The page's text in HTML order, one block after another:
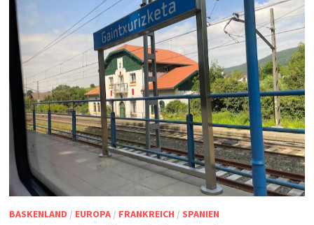
BASKENLAND / EUROPA/ FRANKREICH / SPANIEN